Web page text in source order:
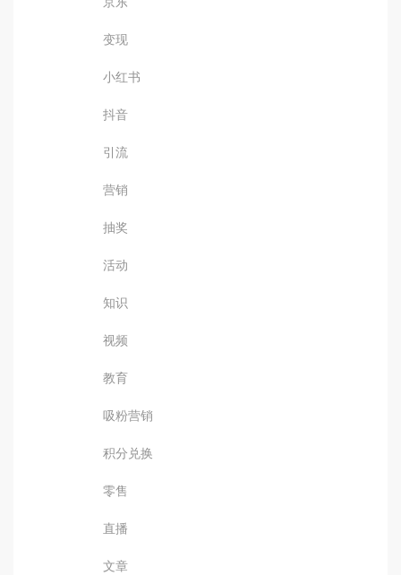
变现
小红书
抖音
引流
营销
抽奖
活动
知识
视频
教育
吸粉营销
积分兑换
零售
直播
文章